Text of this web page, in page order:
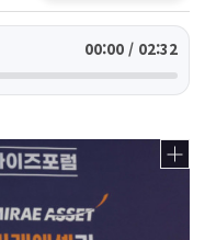
00:00 / 02:32